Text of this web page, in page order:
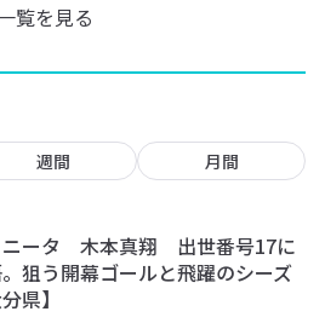
覧を見る
週間 月間
ニータ 木本真翔 出世番号17に
狙う開幕ゴールと飛躍のシーズ
県】